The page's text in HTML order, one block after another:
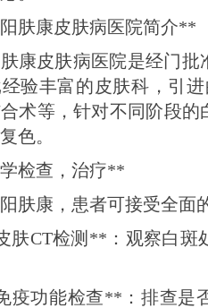
肤康皮肤病医院简介**
康皮肤病医院是经门
验丰富的皮肤科，引进
术等，针对不同阶段的
色。
检查，治疗**
肤康，患者可接受全面
肤CT检测**：观察白斑
疫功能检查**：排查是